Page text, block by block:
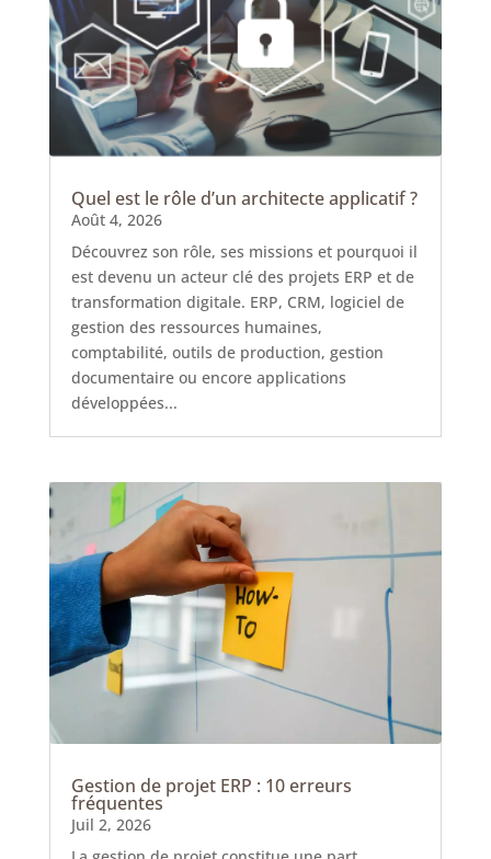
Quel est le rôle d’un architecte applicatif ?
Août 4, 2026
Découvrez son rôle, ses missions et pourquoi il
est devenu un acteur clé des projets ERP et de
transformation digitale. ERP, CRM, logiciel de
gestion des ressources humaines,
comptabilité, outils de production, gestion
documentaire ou encore applications
développées...
Gestion de projet ERP : 10 erreurs
fréquentes
Juil 2, 2026